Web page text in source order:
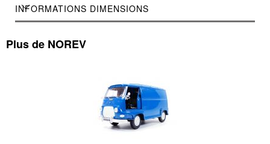
INFORMATIONS DIMENSIONS
Plus de NOREV